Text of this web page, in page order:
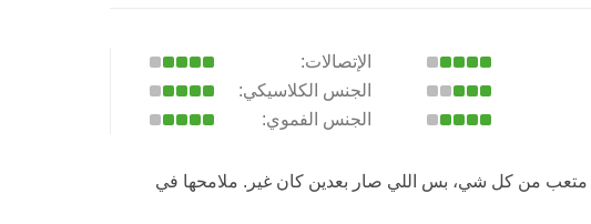
الإتصالات:
الجنس الكلاسيكي:
الجنس الفموي:
متعب من كل شي، بس اللي صار بعدين كان غير. ملامحها في